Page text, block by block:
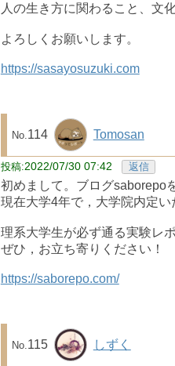
人の生き方に関わること、文
よろしくお願いします。
https://sasayosuzuki.com
114 Tomosan
2022/07/30 07:42 返信
初めまして。ブログsaborepo
現在大学4年で，大学院内定い
理系大学生が必ず通る実験レ
ぜひ，お立ち寄りください！
https://saborepo.com/
115 しずく